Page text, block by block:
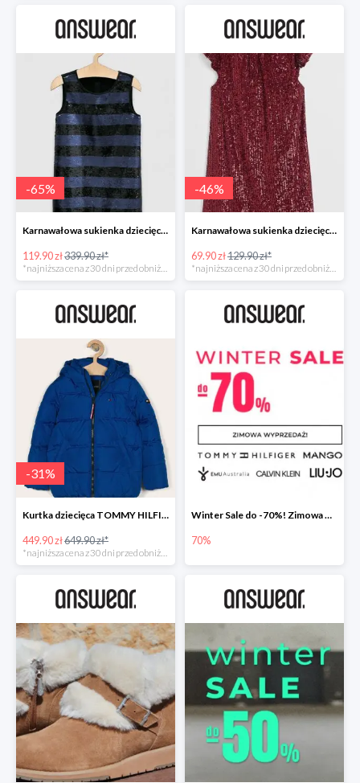
-65%
Karnawałowa sukienka dziecięca GUESS JEANS
119.90 zł339.90 zł*
-46%
Karnawałowa sukienka dziecięca MANGO KIDS
69.90 zł129.90 zł*
-31%
Kurtka dziecięca TOMMY HILFIGER
449.90 zł649.90 zł*
Winter Sale do -70%! Zimowa wyprzedaż w Answear!
70%